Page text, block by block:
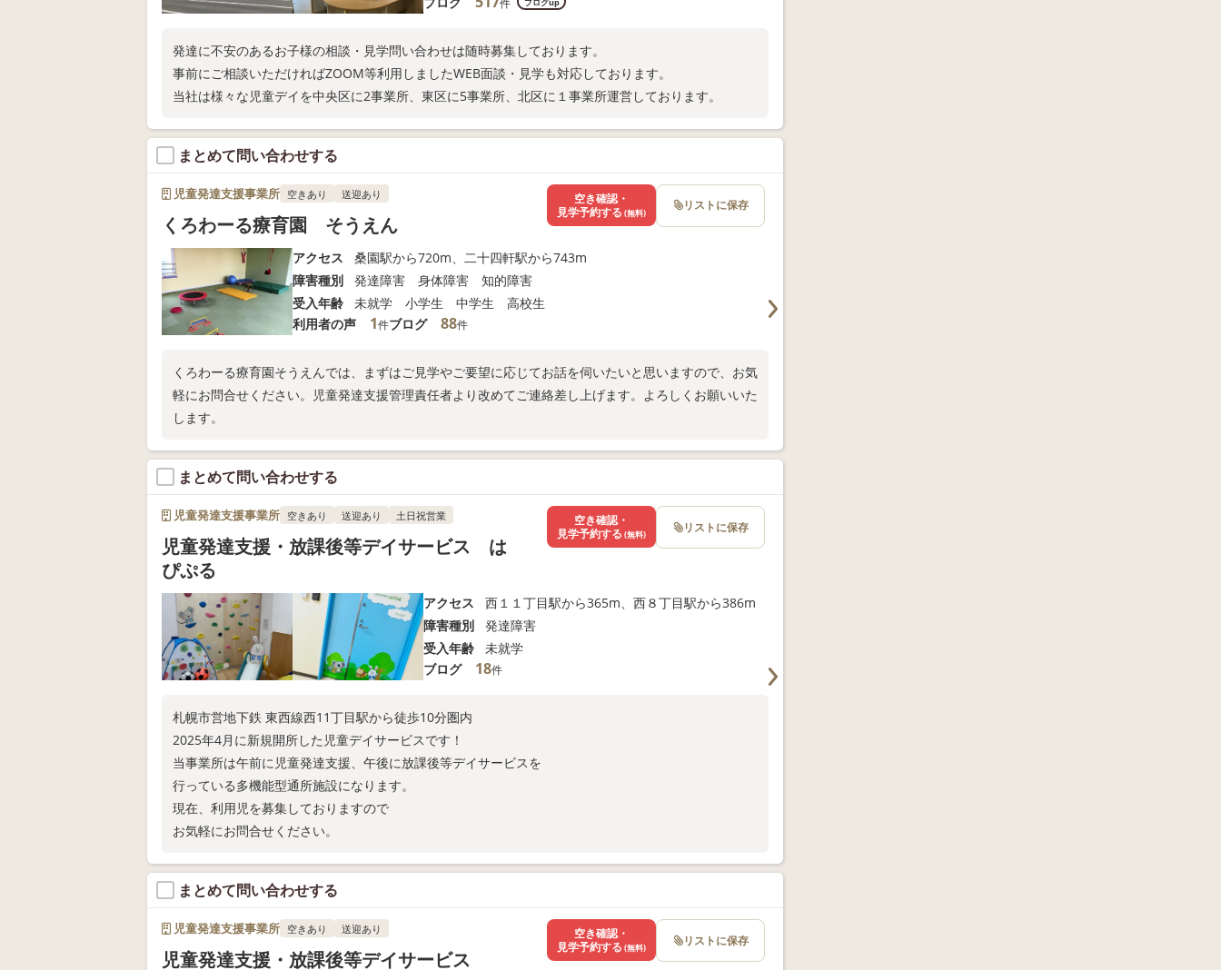
発達に不安のあるお子様の相談・見学問い合わせは随時募集しております。
事前にご相談いただければZOOM等利用しましたWEB面談・見学も対応しております。
当社は様々な児童デイを中央区に2事業所、東区に5事業所、北区に１事業所運営しております。
まとめて問い合わせする
児童発達支援事業所 空きあり 送迎あり
くろわーる療育園 そうえん
アクセス
桑園駅から720m、二十四軒駅から743m
障害種別
発達障害 身体障害 知的障害
受入年齢
未就学 小学生 中学生 高校生
利用者の声
1件ブログ 88件
くろわーる療育園そうえんでは、まずはご見学やご要望に応じてお話を伺いたいと思いますので、お気
軽にお問合せください。児童発達支援管理責任者より改めてご連絡差し上げます。よろしくお願いいた
します。
空き確認・
見学予約する (無料) リストに保存
まとめて問い合わせする
児童発達支援事業所 空きあり 送迎あり 土日祝営業
児童発達支援・放課後等デイサービス は
ぴぷる
アクセス
西１１丁目駅から365m、西８丁目駅から386m
障害種別
発達障害
受入年齢
未就学
ブログ
18件
札幌市営地下鉄 東西線西11丁目駅から徒歩10分圏内
2025年4月に新規開所した児童デイサービスです！
当事業所は午前に児童発達支援、午後に放課後等デイサービスを
行っている多機能型通所施設になります。
現在、利用児を募集しておりますので
お気軽にお問合せください。
空き確認・
見学予約する (無料) リストに保存
まとめて問い合わせする
児童発達支援事業所 空きあり 送迎あり
児童発達支援・放課後等デイサービス
空き確認・
見学予約する (無料) リストに保存